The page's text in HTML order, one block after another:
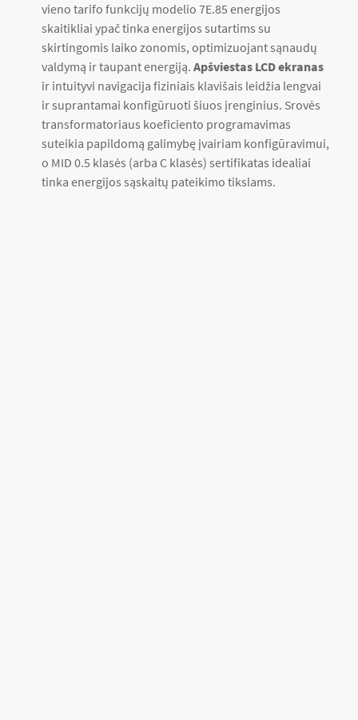
vieno tarifo funkcijų modelio 7E.85 energijos
skaitikliai ypač tinka energijos sutartims su
skirtingomis laiko zonomis, optimizuojant sąnaudų
valdymą ir taupant energiją. Apšviestas LCD ekranas
ir intuityvi navigacija fiziniais klavišais leidžia lengvai
ir suprantamai konfigūruoti šiuos įrenginius. Srovės
transformatoriaus koeficiento programavimas
suteikia papildomą galimybę įvairiam konfigūravimui,
o MID 0.5 klasės (arba C klasės) sertifikatas idealiai
tinka energijos sąskaitų pateikimo tikslams.